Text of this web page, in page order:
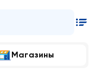
Магазины